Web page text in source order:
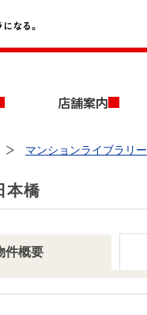
店舗案内
マンションライブラリー
本橋
件概要